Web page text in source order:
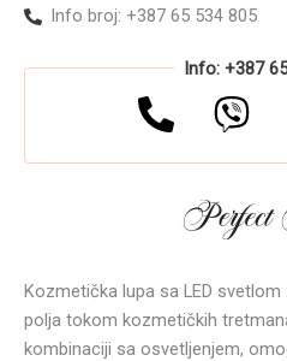
Info broj: +387 65 534 805
Info: +387
Kozmetička lupa sa LED
polja tokom kozmetičkih
kombinaciji sa osvetljenjem,